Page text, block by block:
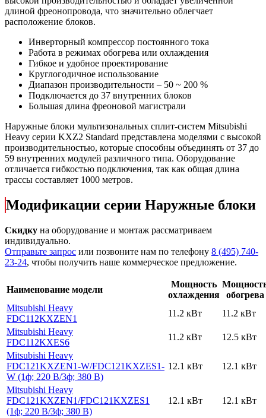
длиной фреонопровода, что значительно облегчает
расположение блоков.
Инверторный компрессор постоянного тока
Работа в режимах обогрева или охлаждения
Гибкое и удобное проектирование
Круглогодичное использование
Диапазон производительности – 50 ~ 200 %
Подключается до 37 внутренних блоков
Большая длина фреоновой магистрали
Наружные блоки мультизональных сплит-систем Mitsubishi
Heavy серии KXZ2 Standard представлена моделями с высокой
производительностью, которые способны объединять от 37 до
59 внутренних модулей различного типа. Оборудование
отличается гибкостью подключения, так как общая длина
трассы составляет 1000 метров.
Модификации серии Наружные блоки
Скидку на оборудование и монтаж рассматриваем
индивидуально.
Отправьте запрос или позвоните нам по телефону 8 (495) 740-
23-24, чтобы получить наше коммерческое предложение.
Наименование модели
Мощность
охлаждения
обогрева
Mitsubishi Heavy
FDC112KXZEN1
11.2 кВт
11.2 кВт
Mitsubishi Heavy
FDC112KXES6
11.2 кВт
12.5 кВт
Mitsubishi Heavy
FDC121KXZEN1-W/FDC121KXZES1-
W (1ф; 220 В/3ф; 380 В)
12.1 кВт 12.1 кВт
Mitsubishi Heavy
FDC121KXZEN1/FDC121KXZES1
(1ф; 220 В/3ф; 380 В)
12.1 кВт 12.1 кВт